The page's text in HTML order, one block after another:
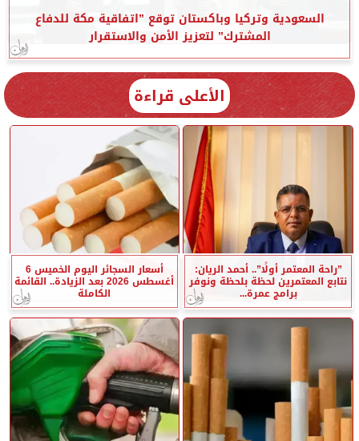
السعودية وتركيا وباكستان توقع ”اتفاقية مكة للدفاع
المشترك” لتعزيز الأمن والاستقرار
الأعلى قراءة
”راحة المعتمر أولًا”.. أحمد الريان:
نتابع المعتمرين لحظة بلحظة ونوفر
برامج عمرة...
أسعار السجائر اليوم الخميس 6
أغسطس 2026 بعد الزيادة.. القائمة
الكاملة